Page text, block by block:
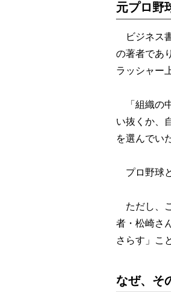
元プロ野
ビジネス
の著者であ
ラッシャー
「組織の
い抜くか、
を選んでい
プロ野球
ただし、
者・松崎さ
さらす」こ
なぜ、そ